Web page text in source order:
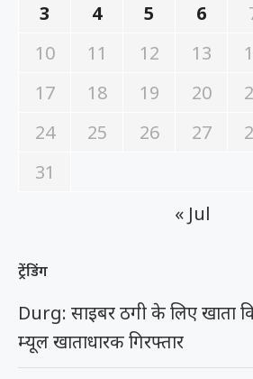
3
4 5 6
10
11 12 13
17
18 19 20
24
25 26 27
31
« Jul
ट्रेंडिंग
Durg: साइबर ठगी के लिए खाता
म्यूल खाताधारक गिरफ्तार